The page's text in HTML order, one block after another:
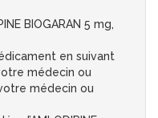
BIOGARAN 5 mg,
en suivant
médecin ou
médecin ou